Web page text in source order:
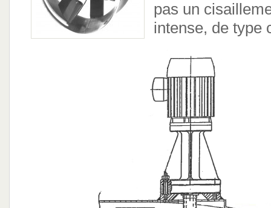
pas un
intense, de type